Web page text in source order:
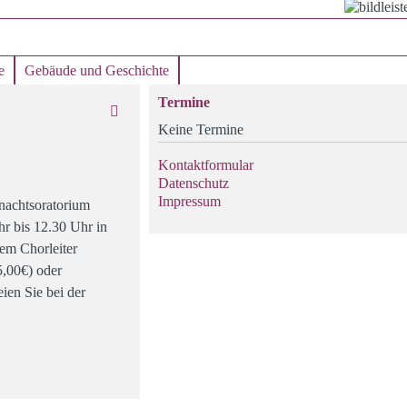
Gebäude und Geschichte
bis 12.30 Uhr in
Chorleiter
oder
Sie bei der
Termine
Keine Termine
Kontaktformular
Datenschutz
Impressum